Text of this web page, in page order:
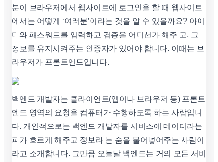
분이 브라우저에서 웹사이트에 로그인을 할 때 웹사이트
에서는 어떻게 ‘여러분’이라는 것을 알 수 있을까요? 아이
디와 패스워드를 입력하고 검증을 어디선가 해주 고, 그
정보를 유지시켜주는 인증자가 있어야 합니다. 이때는 브
라우저가 프론트엔드입니다.
백엔드 개발자는 클라이언트(앱이나 브라우저 등) 프론트
엔드 영역의 요청을 컴퓨터가 수행하도록 하는 사람입니
다. 개인적으로는 백엔드 개발자를 서비스에 데이터라는
피가 흐르게 해주고 정보라 는 숨을 불어넣어주는 사람이
라고 소개합니다. 그만큼 오늘날 백엔드는 거의 모든 서비